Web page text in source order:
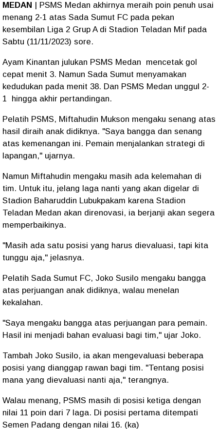
MEDAN
| PSMS Medan akhirnya meraih poin penuh usai
menang 2-1 atas Sada Sumut FC pada pekan
kesembilan Liga 2 Grup A di Stadion Teladan Mif pada
Sabtu (11/11/2023) sore.
Ayam Kinantan julukan PSMS Medan mencetak gol
cepat menit 3. Namun Sada Sumut menyamakan
kedudukan pada menit 38. Dan PSMS Medan unggul 2-
1 hingga akhir pertandingan.
Pelatih PSMS, Miftahudin Mukson mengaku senang atas
hasil diraih anak didiknya. "Saya bangga dan senang
atas kemenangan ini. Pemain menjalankan strategi di
lapangan," ujarnya.
Namun Miftahudin mengaku masih ada kelemahan di
tim. Untuk itu, jelang laga nanti yang akan digelar di
Stadion Baharuddin Lubukpakam karena Stadion
Teladan Medan akan direnovasi, ia berjanji akan segera
memperbaikinya.
"Masih ada satu posisi yang harus dievaluasi, tapi kita
tunggu aja," jelasnya.
Pelatih Sada Sumut FC, Joko Susilo mengaku bangga
atas perjuangan anak didiknya, walau menelan
kekalahan.
"Saya mengaku bangga atas perjuangan para pemain.
Hasil ini menjadi bahan evaluasi bagi tim," ujar Joko.
Tambah Joko Susilo, ia akan mengevaluasi beberapa
posisi yang dianggap rawan bagi tim. "Tentang posisi
mana yang dievaluasi nanti aja," terangnya.
Walau menang, PSMS masih di posisi ketiga dengan
nilai 11 poin dari 7 laga. Di posisi pertama ditempati
Semen Padang dengan nilai 16. (ka)